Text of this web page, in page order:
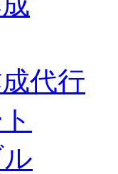
代行